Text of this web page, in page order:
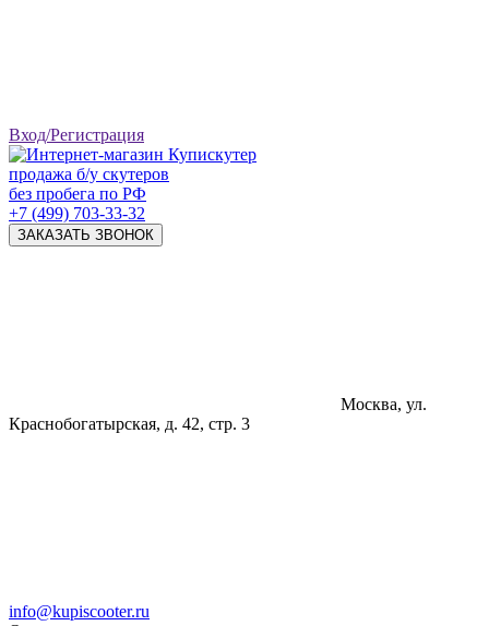
Вход/Регистрация
продажа б/у скутеров
без пробега по РФ
+7 (499) 703-33-32
ЗАКАЗАТЬ ЗВОНОК
Москва, ул.
Краснобогатырская, д. 42, стр. 3
info@kupiscooter.ru